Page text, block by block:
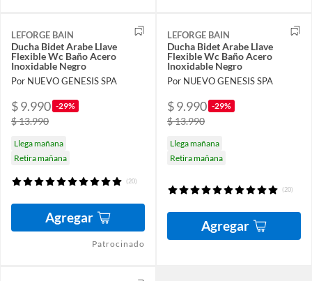
LEFORGE BAIN
Ducha Bidet Arabe Llave
Flexible Wc Baño Acero
Inoxidable Negro
Por NUEVO GENESIS SPA
$ 9.990 -29%
$ 13.990
Llega mañana
Retira mañana
(20)
Agregar
Patrocinado
LEFORGE BAIN
Ducha Bidet Arabe Llave
Flexible Wc Baño Acero
Inoxidable Negro
Por NUEVO GENESIS SPA
$ 9.990 -29%
$ 13.990
Llega mañana
Retira mañana
(20)
Agregar